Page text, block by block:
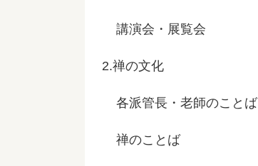
講演会・展覧会
2.禅の文化
各派管長・老師のことば
禅のことば